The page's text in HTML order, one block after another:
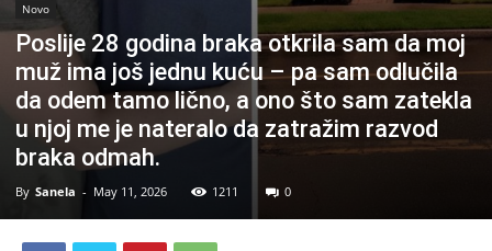
Novo
Poslije 28 godina braka otkrila sam da moj
muž ima još jednu kuću – pa sam odlučila
da odem tamo lično, a ono što sam zatekla
u njoj me je nateralo da zatražim razvod
braka odmah.
By Sanela - May 11, 2026 1211 0